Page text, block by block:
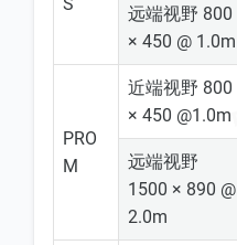
远端视野 800
× 450 @ 1.0m
PRO
M
近端视野 800
× 450 @1.0m
远端视野
1500 × 890 @
2.0m